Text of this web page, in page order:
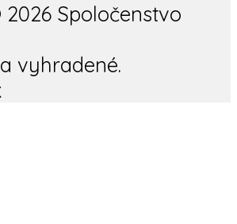
2026 Spoločenstvo
vyhradené.